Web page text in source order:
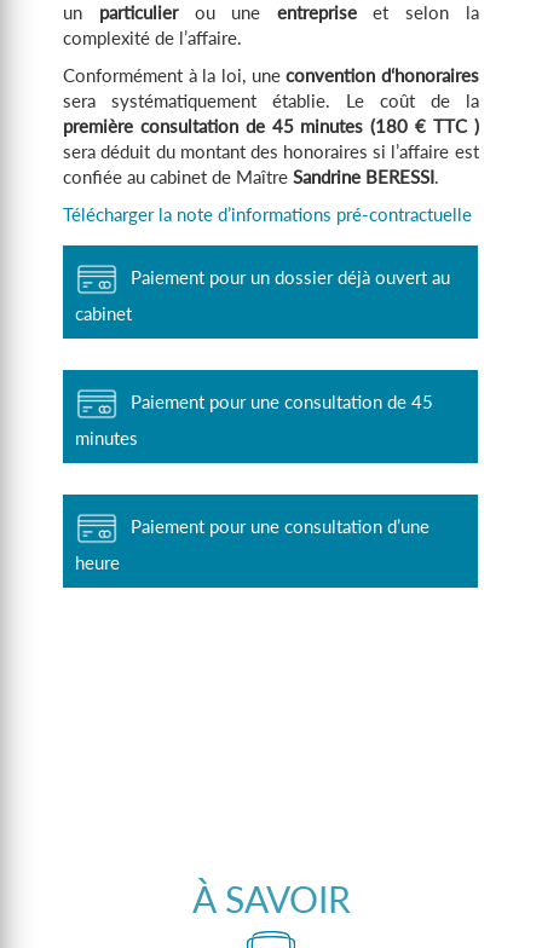
un particulier ou une entrepriseet selon la
complexité de l’affaire.
Conformément à la loi, uneconvention d‘honoraires
sera systématiquement établie. Le coût de la
première consultation de 45 minutes (180 € TTC )
sera déduit du montant des honoraires si l’affaire est
confiée au cabinet de MaîtreSandrine BERESSI.
Télécharger la note d’informations pré-contractuelle
Paiement pour un dossier déjà ouvert au
cabinet
Paiement pour une consultation de 45
minutes
Paiement pour une consultation d’une
heure
À SAVOIR